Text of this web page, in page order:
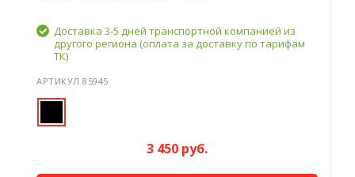
Доставка 3-5 дней транспортной компанией из
другого региона (оплата за доставку по тарифам
ТК)
АРТИКУЛ 85945
3 450 руб.